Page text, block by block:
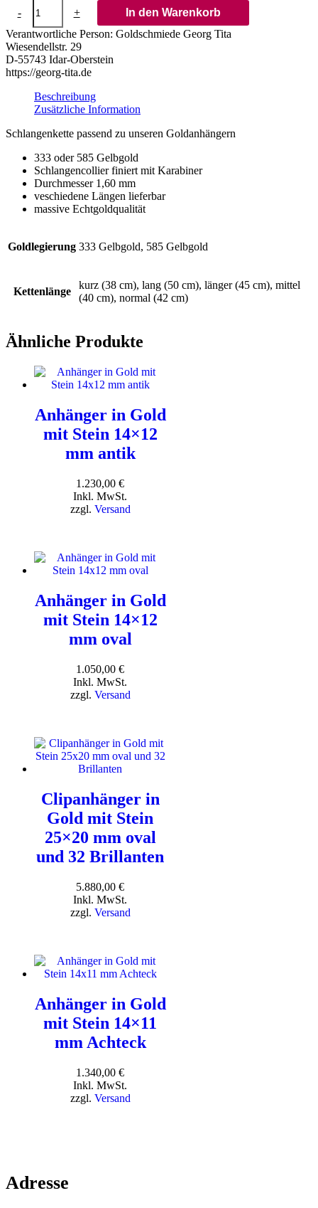
-
Gold
1,6
mm
(Schlangen-
Collier)
Menge
+
In den Warenkorb
Verantwortliche Person: Goldschmiede Georg Tita
Wiesendellstr. 29
D-55743 Idar-Oberstein
https://georg-tita.de
Beschreibung
Zusätzliche Information
Schlangenkette passend zu unseren Goldanhängern
333 oder 585 Gelbgold
Schlangencollier finiert mit Karabiner
Durchmesser 1,60 mm
veschiedene Längen lieferbar
massive Echtgoldqualität
Goldlegierung 333 Gelbgold, 585 Gelbgold
Kettenlänge
kurz (38 cm), lang (50 cm), länger (45 cm), mittel
(40 cm), normal (42 cm)
Ähnliche Produkte
Anhänger in Gold
mit Stein 14×12
mm antik
1.230,00 €
Inkl. MwSt.
zzgl. Versand
Anhänger in Gold
mit Stein 14×12
mm oval
1.050,00 €
Inkl. MwSt.
zzgl. Versand
Clipanhänger in
Gold mit Stein
25×20 mm oval
und 32 Brillanten
5.880,00 €
Inkl. MwSt.
zzgl. Versand
Anhänger in Gold
mit Stein 14×11
mm Achteck
1.340,00 €
Inkl. MwSt.
zzgl. Versand
Adresse